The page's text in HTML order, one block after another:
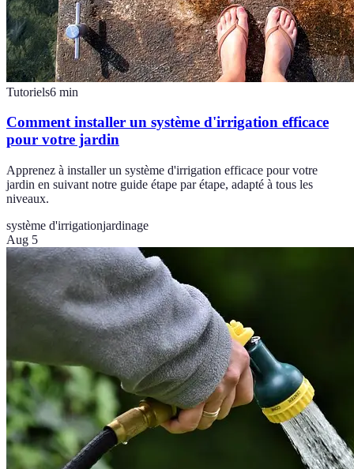
Tutoriels6 min
Comment installer un système d'irrigation efficace
pour votre jardin
Apprenez à installer un système d'irrigation efficace pour votre
jardin en suivant notre guide étape par étape, adapté à tous les
niveaux.
système d'irrigationjardinage
Aug 5